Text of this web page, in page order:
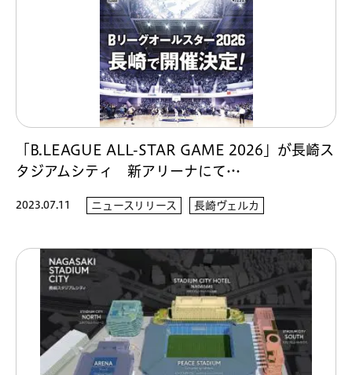
「B.LEAGUE ALL-STAR GAME 2026」が長崎ス
タジアムシティ 新アリーナにて…
2023.07.11 ニュースリリース 長崎ヴェルカ